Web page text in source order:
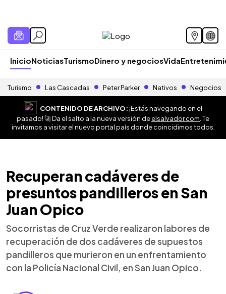
InicioNoticiasTurismoDinero y negociosVida
Turismo Las Cascadas Peter Parker Nativos Negocios
CONTENIDO DE ARCHIVO:¡Estás navegando en el
pasado! 🚀 Da el salto a la nueva versión deelsalvador.com . Te
invitamos a visitar el nuevo portal país donde coincidimos todos.
Recuperan cadáveres de
presuntos pandilleros en San
Juan Opico
Socorristas de Cruz Verde realizaron labores de
recuperación de dos cadáveres de supuestos
pandilleros que murieron en un enfrentamiento
con la Policía Nacional Civil, en San Juan Opico.